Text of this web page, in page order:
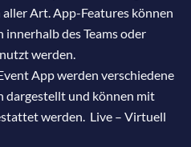
Art. App-Features können
des Teams oder
werden.
App werden verschiedene
dargestellt und können mit
werden. Live – Virtuell